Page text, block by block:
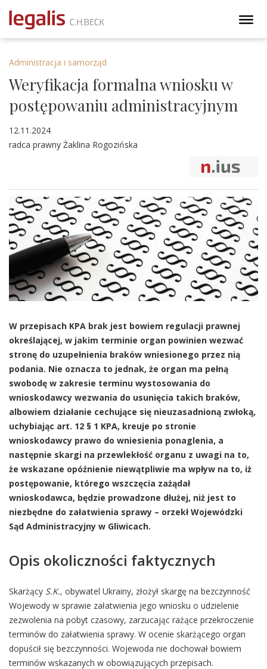
Administracja i samorząd
Weryfikacja formalna wniosku w
postępowaniu administracyjnym
12.11.2024
radca prawny Żaklina Rogozińska
W przepisach KPA brak jest bowiem regulacji prawnej
określającej, w jakim terminie organ powinien wezwać
stronę do uzupełnienia braków wniesionego przez nią
podania. Nie oznacza to jednak, że organ ma pełną
swobodę w zakresie terminu wystosowania do
wnioskodawcy wezwania do usunięcia takich braków,
albowiem działanie cechujące się nieuzasadnioną zwłoką,
uchybiając art. 12 § 1 KPA, kreuje po stronie
wnioskodawcy prawo do wniesienia ponaglenia, a
następnie skargi na przewlekłość organu z uwagi na to,
że wskazane opóźnienie niewątpliwie ma wpływ na to, iż
postępowanie, którego wszczęcia zażądał
wnioskodawca, będzie prowadzone dłużej, niż jest to
niezbędne do załatwienia sprawy – orzekł Wojewódzki
Sąd Administracyjny w Gliwicach.
Opis okoliczności faktycznych
Skarżący S.K., obywatel Ukrainy, złożył skargę na bezczynność
Wojewody w sprawie załatwienia jego wniosku o udzielenie
zezwolenia na pobyt czasowy, zarzucając rażące przekroczenie
terminów do załatwienia sprawy. W ocenie skarżącego organ
dopuścił się bezczynności. Wojewoda nie dochował bowiem
terminów wskazanych w obowiązujących przepisach.